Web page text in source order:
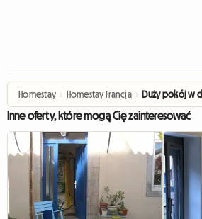
Homestay › Homestay Francja › Duży pokój w
Inne oferty, które mogą Cię zainteresować